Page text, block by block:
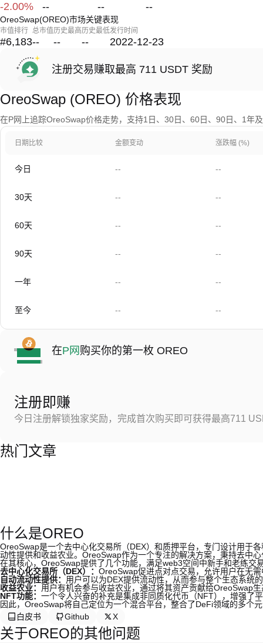
-2.00% -- -- --
OreoSwap(OREO)市场关键表现
市值排行
#6,183
总市值
--
历史最高
--
历史最低
--
发行时间
2022-12-23
注册交易赚取最高 711 USDT 奖励
OreoSwap (OREO) 价格表现
在P网上追踪OreoSwap价格走势，支持1日、30日、60日、90日、1年
日期比较 金额变动 涨跌幅 (%)
今日 -- --
30天 -- --
60天 -- --
90天 -- --
一年 -- --
至今 -- --
在P网 购买你的第一枚 OREO
注册即赚
今日注册解锁独家奖励，完成首次购买即可获得最高711
热门文章
什么是OREO
OreoSwap是一个去中心化交易所（DEX）和质押平台，专门设计用于
动性提供和收益农业。OreoSwap作为一个专注的解决方案，秉持去中
在其核心，OreoSwap提供了几个功能，满足web3空间中新手和老练交
去中心化交易所（DEX）： OreoSwap促进点对点交易，允许用户在无
自动流动性提供： 用户可以为DEX提供流动性，从而参与整个生态系统
收益农业： 用户有机会参与收益农业，通过将其资产贡献给OreoSwap
NFT功能： 一个令人兴奋的补充是集成非同质化代币（NFT），增强了
因此，OreoSwap将自己定位为一个混合平台，整合了DeFi领域的多个
白皮书
Github X
关于OREO的其他问题